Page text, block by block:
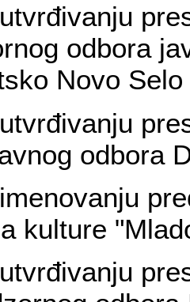
odbora
Novo Selo
odbora
kulture